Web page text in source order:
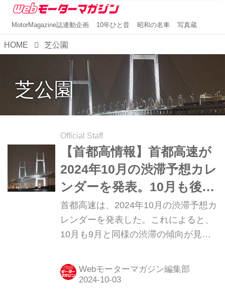
MotorMagazine誌連動企画 10年ひと昔 昭和の名車 写真蔵
HOME 芝公園
芝公園
Official Staff
【首都高情報】首都高速が
2024年10月の渋滞予想カレ
ンダーを発表。10月も後半
は渋滞が多くなりそうだ
首都高速は、2024年10月の渋滞予想カ
レンダーを発表した。これによると、
10月も9月と同様の渋滞の傾向が見ら
です）
Webモーターマガジン編集部